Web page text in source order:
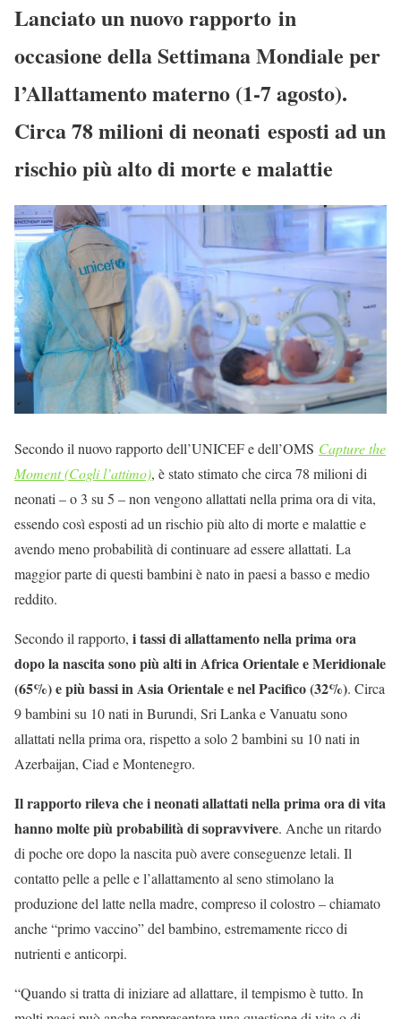
Lanciato un nuovo rapporto in
occasione della Settimana Mondiale per
l’Allattamento materno (1-7 agosto).
Circa 78 milioni di neonati esposti ad un
rischio più alto di morte e malattie
Secondo il nuovo rapporto dell’UNICEF e dell’OMS Capture the
Moment (Cogli l’attimo), è stato stimato che circa 78 milioni di
neonati – o 3 su 5 – non vengono allattati nella prima ora di vita,
essendo così esposti ad un rischio più alto di morte e malattie e
avendo meno probabilità di continuare ad essere allattati. La
maggior parte di questi bambini è nato in paesi a basso e medio
reddito.
Secondo il rapporto, i tassi di allattamento nella prima ora
dopo la nascita sono più alti in Africa Orientale e Meridionale
(65%) e più bassi in Asia Orientale e nel Pacifico (32%). Circa
9 bambini su 10 nati in Burundi, Sri Lanka e Vanuatu sono
allattati nella prima ora, rispetto a solo 2 bambini su 10 nati in
Azerbaijan, Ciad e Montenegro.
Il rapporto rileva che i neonati allattati nella prima ora di vita
hanno molte più probabilità di sopravvivere. Anche un ritardo
di poche ore dopo la nascita può avere conseguenze letali. Il
contatto pelle a pelle e l’allattamento al seno stimolano la
produzione del latte nella madre, compreso il colostro – chiamato
anche “primo vaccino” del bambino, estremamente ricco di
nutrienti e anticorpi.
“Quando si tratta di iniziare ad allattare, il tempismo è tutto. In